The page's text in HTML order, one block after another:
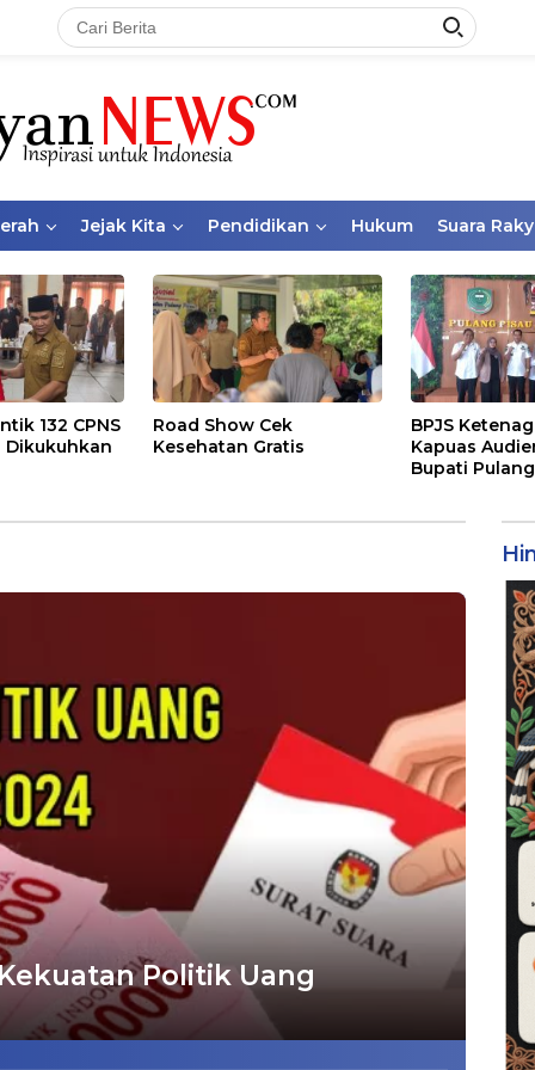
Jejak Kita Pendidikan Hukum Suara
132 CPNS
Dikukuhkan
Road Show Cek
Kesehatan Gratis
BPJS
Kapuas
Bupati
Politik Uang